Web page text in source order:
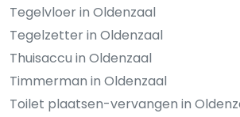
Tegelvloer in Oldenzaal
Tegelzetter in Oldenzaal
Thuisaccu in Oldenzaal
Timmerman in Oldenzaal
Toilet plaatsen-vervangen in